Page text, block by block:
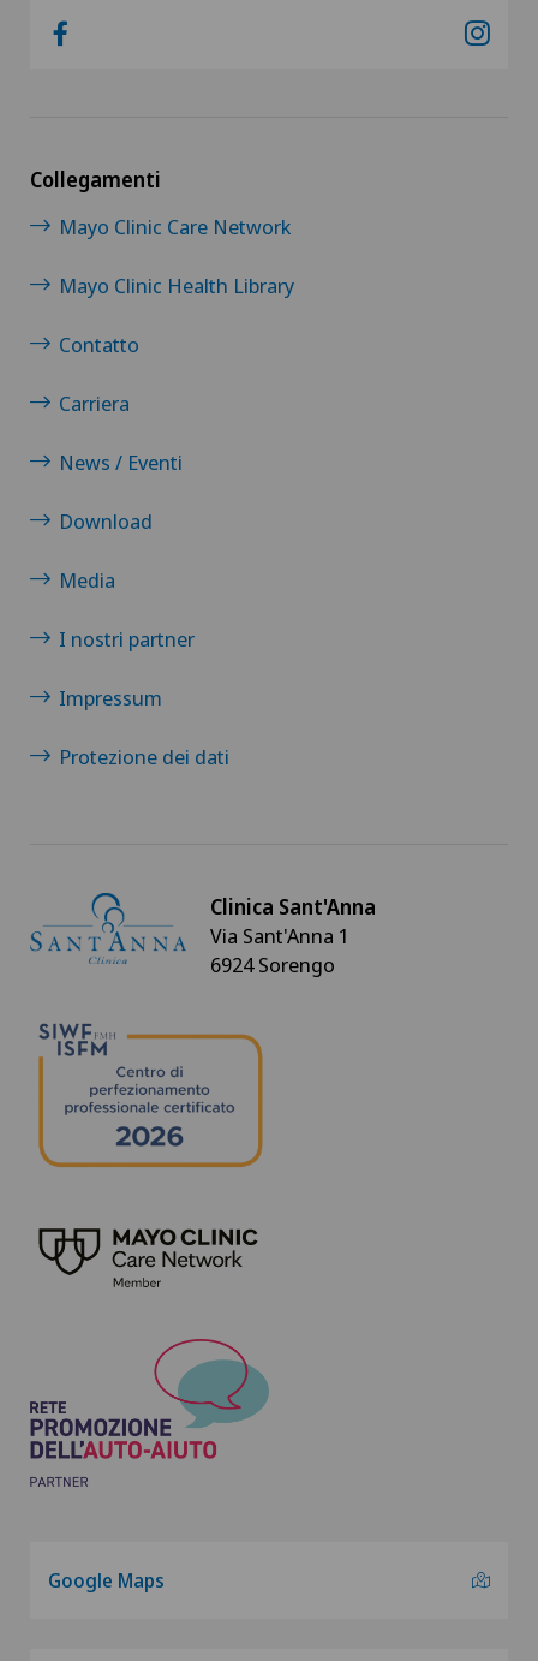
Collegamenti
Mayo Clinic Care Network
Mayo Clinic Health Library
Contatto
Carriera
News / Eventi
Download
Media
I nostri partner
Impressum
Protezione dei dati
Clinica Sant'Anna
Via Sant'Anna 1
6924 Sorengo
Google Maps